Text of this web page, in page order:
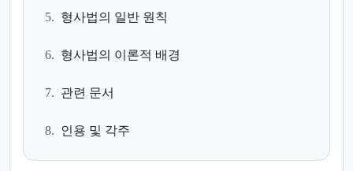
5. 형사법의 일반 원칙
6. 형사법의 이론적 배경
7. 관련 문서
8. 인용 및 각주